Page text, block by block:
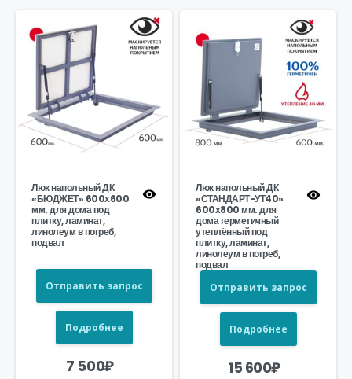
Люк напольный ДК
«БЮДЖЕТ» 600х600
мм. для дома под
плитку, ламинат,
линолеум в погреб,
подвал
Отправить запрос
Подробнее
7 500₽
Люк напольный ДК
«СТАНДАРТ-УТ40»
600х800 мм. для
дома герметичный
утеплённый под
плитку, ламинат,
линолеум в погреб,
подвал
Отправить запрос
Подробнее
15 600₽